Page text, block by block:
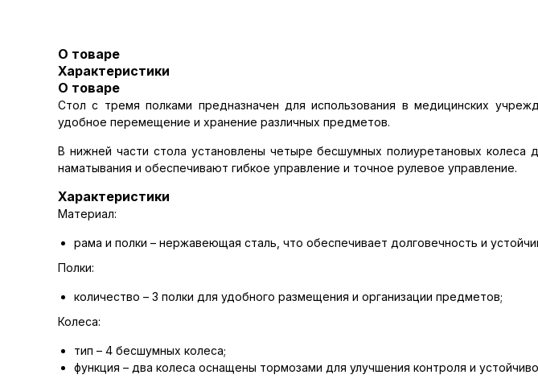
О товаре
Характеристики
О товаре
Стол с тремя полками предназначен для использования в медицинских
удобное перемещение и хранение различных предметов.
В нижней части стола установлены четыре бесшумных полиуретановых
наматывания и обеспечивают гибкое управление и точное рулевое управление.
Характеристики
Материал:
рама и полки – нержавеющая сталь, что обеспечивает долговечность и
Полки:
количество – 3 полки для удобного размещения и организации предметов;
Колеса:
тип – 4 бесшумных колеса;
функция – два колеса оснащены тормозами для улучшения контроля и